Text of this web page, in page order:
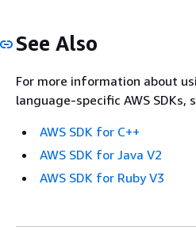
See Also
For more information about
language-specific AWS SDKs,
AWS SDK for C++
AWS SDK for Java V2
AWS SDK for Ruby V3